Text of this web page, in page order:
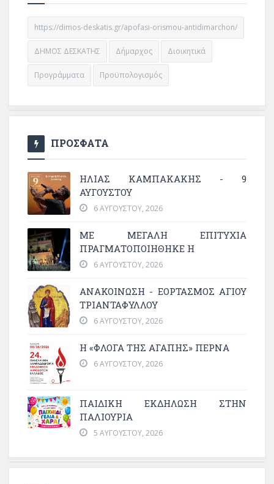
https://dimos-deskatis.gr/apofasi-orismou-antidimarchon/
ΔΗΜΟΣ ΔΕΣΚΑΤΗΣ Δήμαρχος Διοικητικά
Προγράμματα Προϋπολογισμός
ΠΡΟΣΦΑΤΑ
ΗΛΙΑΣ ΚΑΜΠΑΚΑΚΗΣ - 9
ΑΥΓΟΥΣΤΟΥ
6 ΑΥΓΟΎΣΤΟΥ, 2026
ΜΕ ΜΕΓΆΛΗ ΕΠΙΤΥΧΊΑ
ΠΡΑΓΜΑΤΟΠΟΙΉΘΗΚΕ Η
6 ΑΥΓΟΎΣΤΟΥ, 2026
ΑΝΑΚΟΙΝΩΣΗ - ΕΟΡΤΑΣΜΟΣ ΑΓΙΟΥ
ΤΡΙΑΝΤΑΦΥΛΛΟΥ
6 ΑΥΓΟΎΣΤΟΥ, 2026
Η «ΦΛΌΓΑ ΤΗΣ ΑΓΆΠΗΣ» ΠΕΡΝΆ
6 ΑΥΓΟΎΣΤΟΥ, 2026
ΠΑΙΔΙΚΗ ΕΚΔΗΛΩΣΗ ΣΤΗΝ
ΠΑΛΙΟΥΡΙΑ
5 ΑΥΓΟΎΣΤΟΥ, 2026